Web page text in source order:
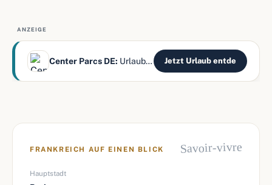
ANZEIGE
Center Parcs DE: Urlaub mitten im Wald erleben Jetzt Urlaub entde
FRANKREICH AUF EINEN BLICK Savoir-vivre
Hauptstadt